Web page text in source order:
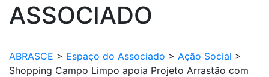
ASSOCIADO
ABRASCE > Espaço do Associado > Ação Social >
Shopping Campo Limpo apoia Projeto Arrastão com